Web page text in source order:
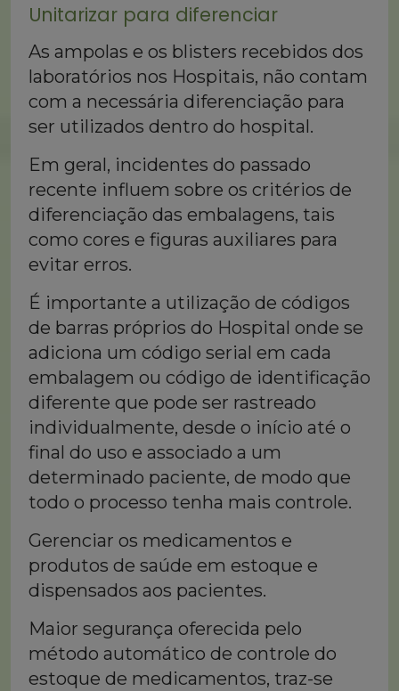
Unitarizar para diferenciar
As ampolas e os blisters recebidos dos
laboratórios nos Hospitais, não contam
com a necessária diferenciação para
ser utilizados dentro do hospital.
Em geral, incidentes do passado
recente influem sobre os critérios de
diferenciação das embalagens, tais
como cores e figuras auxiliares para
evitar erros.
É importante a utilização de códigos
de barras próprios do Hospital onde se
adiciona um código serial em cada
embalagem ou código de identificação
diferente que pode ser rastreado
individualmente, desde o início até o
final do uso e associado a um
determinado paciente, de modo que
todo o processo tenha mais controle.
Gerenciar os medicamentos e
produtos de saúde em estoque e
dispensados aos pacientes.
Maior segurança oferecida pelo
método automático de controle do
estoque de medicamentos, traz-se